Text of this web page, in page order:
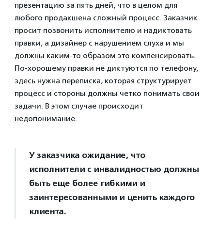
презентацию за пять дней, что в целом для
любого продакшена сложный процесс. Заказчик
просит позвонить исполнителю и надиктовать
правки, а дизайнер с нарушением слуха и мы
должны каким-то образом это компенсировать.
По-хорошему правки не диктуются по телефону,
здесь нужна переписка, которая структурирует
процесс и стороны должны четко понимать свои
задачи. В этом случае происходит
недопонимание.
У заказчика ожидание, что
исполнители с инвалидностью должны
быть еще более гибкими и
заинтересованными и ценить каждого
клиента.